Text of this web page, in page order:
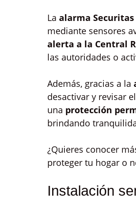
La alarma
mediante sensores
alerta a la Central
las autoridades o
Además, gracias a la
desactivar y revisar
una protección
brindando
¿Quieres conocer
proteger tu hogar o
Instalación